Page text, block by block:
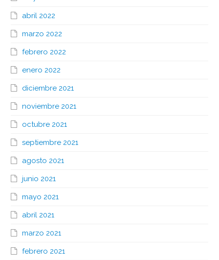
abril 2022
marzo 2022
febrero 2022
enero 2022
diciembre 2021
noviembre 2021
octubre 2021
septiembre 2021
agosto 2021
junio 2021
mayo 2021
abril 2021
marzo 2021
febrero 2021